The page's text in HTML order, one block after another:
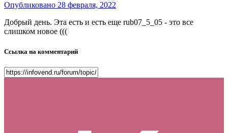
Опубликовано 28 февраля, 2022
Добрый день. Эта есть и есть еще rub07_5_05 - это все
слишком новое (((
Ссылка на комментарий